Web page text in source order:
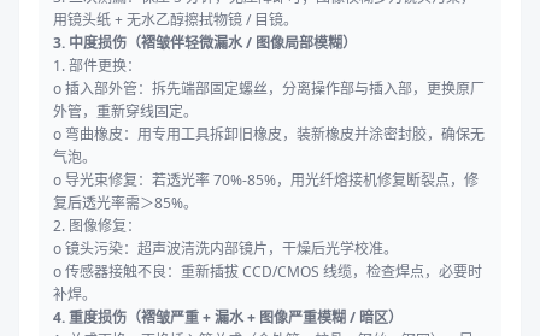
用镜头纸 + 无水乙醇擦拭物镜 / 目镜。
3. 中度损伤（褶皱伴轻微漏水 / 图像局部模糊）
1. 部件更换：
o 插入部外管：拆先端部固定螺丝，分离操作部与插入部，更换原厂
外管，重新穿线固定。
o 弯曲橡皮：用专用工具拆卸旧橡皮，装新橡皮并涂密封胶，确保无
气泡。
o 导光束修复：若透光率 70%-85%，用光纤熔接机修复断裂点，修
复后透光率需＞85%。
2. 图像修复：
o 镜头污染：超声波清洗内部镜片，干燥后光学校准。
o 传感器接触不良：重新插拔 CCD/CMOS 线缆，检查焊点，必要时
补焊。
4. 重度损伤（褶皱严重 + 漏水 + 图像严重模糊 / 暗区）